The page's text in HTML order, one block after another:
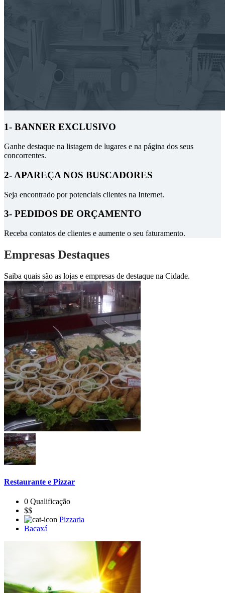
1- BANNER EXCLUSIVO
Ganhe destaque na listagem de lugares e na página dos seus
concorrentes.
2- APAREÇA NOS BUSCADORES
Seja encontrado por potenciais clientes na Internet.
3- PEDIDOS DE ORÇAMENTO
Receba contatos de clientes e aumente o seu faturamento.
Empresas Destaques
Saiba quais são as lojas e empresas de destaque na Cidade.
Restaurante e Pizzar
0 Qualificação
$$
Pizzaria
Bacaxá